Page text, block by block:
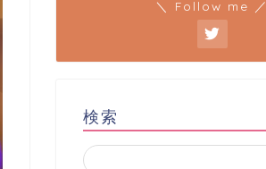
＼ Follow me ／
検索